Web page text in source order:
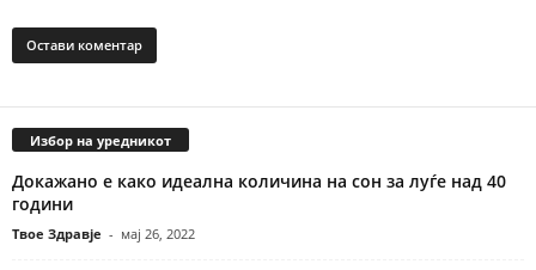
Избор на уредникот
Докажано е како идеална количина на сон за луѓе над 40
години
Твое Здравје - мај 26, 2022